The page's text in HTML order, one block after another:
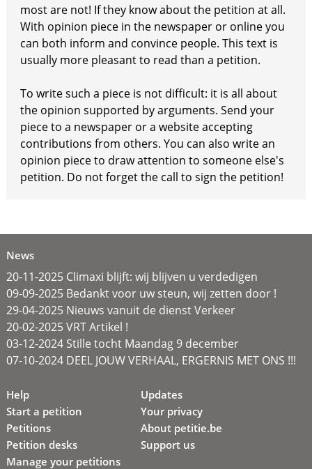
most are not! If they know about the petition at all.
With opinion piece in the newspaper or online you
can both inform and convince people. This text is
usually more pleasant to read than a petition.
To write such a piece is not difficult: it is all about
the opinion supported by arguments. Send your
piece to a newspaper or a website accepting
contributions from others. You can also write an
opinion piece to draw attention to someone else's
petition. Do not forget the call to sign the petition!
News
20-11-2025 Climaxi blijft: wij blijven u verdedigen
09-09-2025 Bedankt voor uw steun, wij zetten door !
29-04-2025 Nieuws vanuit de dienst Verkeer
20-02-2025 VRT Artikel !
03-12-2024 Stille tocht Maandag 9 december
07-10-2024 DEEL JOUW VERHAAL, ERGERNIS MET ONS !!!
Help
Start a petition
Petitions
Petition desks
Manage your petitions
Updates
Your privacy
About petitie.be
Support us